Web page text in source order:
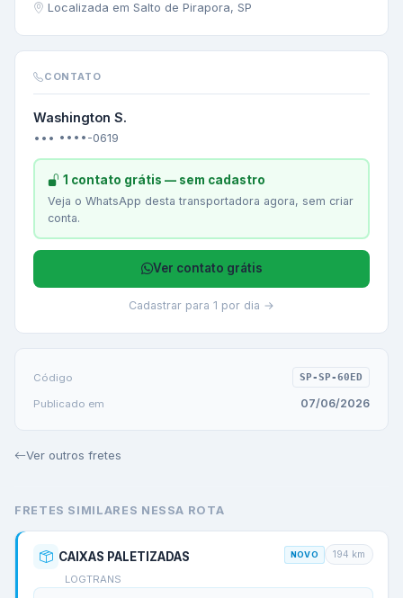
Localizada em Salto de Pirapora, SP
CONTATO
Washington S.
••• ••••-0619
1 contato grátis — sem cadastro
Veja o WhatsApp desta transportadora agora, sem criar
conta.
Ver contato grátis
Cadastrar para 1 por dia →
Código SP-SP-60ED
Publicado em 07/06/2026
Ver outros fretes
FRETES SIMILARES NESSA ROTA
CAIXAS PALETIZADAS
LOGTRANS
NOVO 194 km